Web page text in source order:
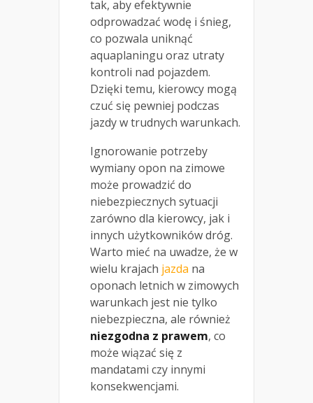
tak, aby efektywnie
odprowadzać wodę i śnieg,
co pozwala uniknąć
aquaplaningu oraz utraty
kontroli nad pojazdem.
Dzięki temu, kierowcy mogą
czuć się pewniej podczas
jazdy w trudnych warunkach.
Ignorowanie potrzeby
wymiany opon na zimowe
może prowadzić do
niebezpiecznych sytuacji
zarówno dla kierowcy, jak i
innych użytkowników dróg.
Warto mieć na uwadze, że w
wielu krajach jazda na
oponach letnich w zimowych
warunkach jest nie tylko
niebezpieczna, ale również
niezgodna z prawem, co
może wiązać się z
mandatami czy innymi
konsekwencjami.